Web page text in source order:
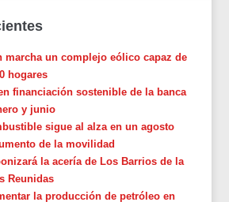
marcha un complejo eólico capaz de
hogares
financiación sostenible de la banca
y junio
sigue al alza en un agosto
de la movilidad
la acería de Los Barrios de la
Reunidas
la producción de petróleo en